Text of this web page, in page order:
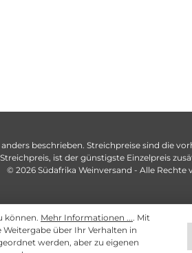
beschrieben. Streichpreise sind die
ist der günstigste Einzelpreis
© 2026 Südafrika Weinversand - Alle Rechte
können. Mehr Informationen .... Mit
über Ihr Verhalten in
werden, aber zu eigenen